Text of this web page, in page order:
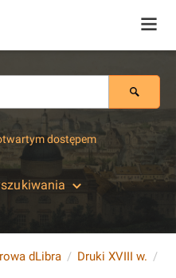
dostępem
dLibra Druki XVIII w.